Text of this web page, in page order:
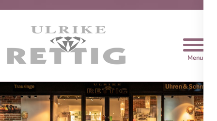
Trauringe Rettig
Sie finden bei uns garantiert etwas